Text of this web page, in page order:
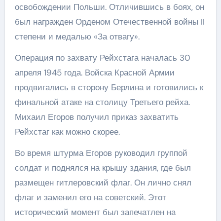
освобождении Польши. Отличившись в боях, он
был награжден Орденом Отечественной войны II
степени и медалью «За отвагу».
Операция по захвату Рейхстага началась 30
апреля 1945 года. Войска Красной Армии
продвигались в сторону Берлина и готовились к
финальной атаке на столицу Третьего рейха.
Михаил Егоров получил приказ захватить
Рейхстаг как можно скорее.
Во время штурма Егоров руководил группой
солдат и поднялся на крышу здания, где был
размещен гитлеровский флаг. Он лично снял
флаг и заменил его на советский. Этот
исторический момент был запечатлен на